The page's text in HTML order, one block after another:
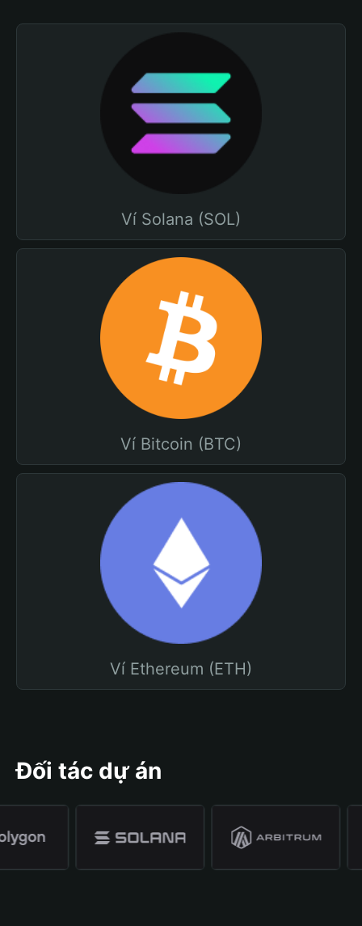
Ví Solana (SOL)
Ví Bitcoin (BTC)
Ví Ethereum (ETH)
Đối tác dự án